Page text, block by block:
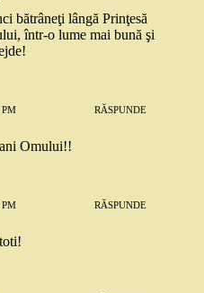
bătrâneţi lângă Prinţesă
într-o lume mai bună şi
PM RĂSPUNDE
Omului!!
PM RĂSPUNDE